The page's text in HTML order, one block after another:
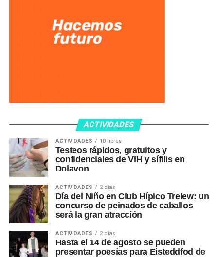
ACTIVIDADES
ACTIVIDADES 10 horas
Testeos rápidos, gratuitos y
confidenciales de VIH y sífilis en
Dolavon
ACTIVIDADES 2 días
Día del Niño en Club Hípico Trelew: un
concurso de peinados de caballos
será la gran atracción
ACTIVIDADES 2 días
Hasta el 14 de agosto se pueden
presentar poesías para Eisteddfod de